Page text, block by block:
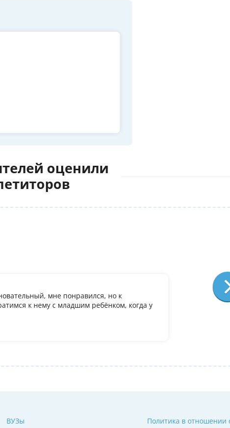
оценили
мне понравился, но к
к нему с младшим ребёнком, когда у
У дочери
9. Искали
Ольгой
ВУЗы
Политика в отношении